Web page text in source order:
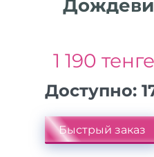
1 190 тенге
Доступно:
Быстрый заказ